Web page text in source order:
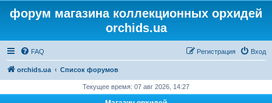
форум магазина коллекционных орхидей
orchids.ua
FAQ Вход
Регистрация
orchids.ua Список форумов
Текущее время: 07 авг 2026, 14:27